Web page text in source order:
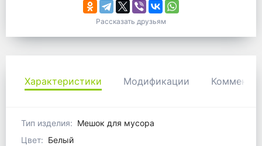
Рассказать друзьям
Характеристики Модификации
Тип изделия: Мешок для мусора
Цвет: Белый